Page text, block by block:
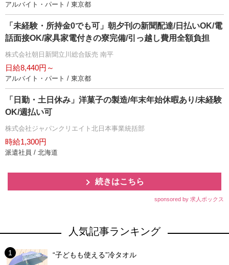
アルバイト・パート / 東京都
「未経験・所持金0でも可」朝夕刊の新聞配達/日払いOK/電
話面接OK/家具家電付きの寮完備/引っ越し費用全額負担
株式会社朝日新聞立川総合販売 南平
日給8,440円～
アルバイト・パート / 東京都
「日勤・土日休み」洋菓子の製造/年末年始休暇あり/未経験
OK/週払い可
株式会社ジャパンクリエイト北日本事業統括部
時給1,300円
派遣社員 / 北海道
続きはこちら
sponsored by 求人ボックス
人気記事ランキング
“子どもも使える”冷タオル